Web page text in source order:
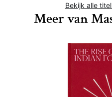
Bekijk alle
Meer van